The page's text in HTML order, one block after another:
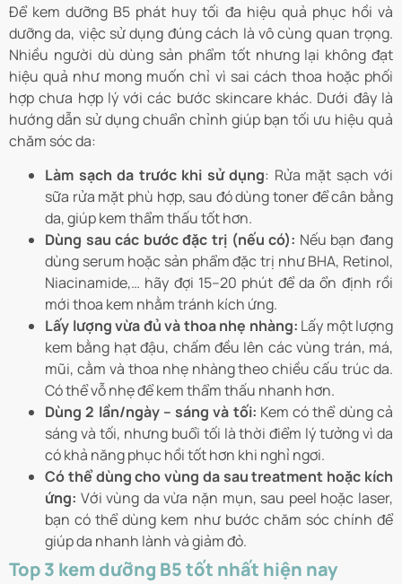
Để kem dưỡng B5 phát huy tối đa hiệu quả phục hồi và
dưỡng da, việc sử dụng đúng cách là vô cùng quan trọng.
Nhiều người dù dùng sản phẩm tốt nhưng lại không đạt
hiệu quả như mong muốn chỉ vì sai cách thoa hoặc phối
hợp chưa hợp lý với các bước skincare khác. Dưới đây là
hướng dẫn sử dụng chuẩn chỉnh giúp bạn tối ưu hiệu quả
chăm sóc da:
Làm sạch da trước khi sử dụng: Rửa mặt sạch với
sữa rửa mặt phù hợp, sau đó dùng toner để cân bằng
da, giúp kem thẩm thấu tốt hơn.
Dùng sau các bước đặc trị (nếu có): Nếu bạn đang
dùng serum hoặc sản phẩm đặc trị như BHA, Retinol,
Niacinamide,… hãy đợi 15–20 phút để da ổn định rồi
mới thoa kem nhằm tránh kích ứng.
Lấy lượng vừa đủ và thoa nhẹ nhàng: Lấy một lượng
kem bằng hạt đậu, chấm đều lên các vùng trán, má,
mũi, cằm và thoa nhẹ nhàng theo chiều cấu trúc da.
Có thể vỗ nhẹ để kem thẩm thấu nhanh hơn.
Dùng 2 lần/ngày – sáng và tối: Kem có thể dùng cả
sáng và tối, nhưng buổi tối là thời điểm lý tưởng vì da
có khả năng phục hồi tốt hơn khi nghỉ ngơi.
Có thể dùng cho vùng da sau treatment hoặc kích
ứng: Với vùng da vừa nặn mụn, sau peel hoặc laser,
bạn có thể dùng kem như bước chăm sóc chính để
giúp da nhanh lành và giảm đỏ.
Top 3 kem dưỡng B5 tốt nhất hiện nay